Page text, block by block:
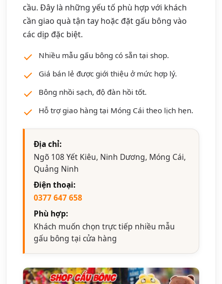
cầu. Đây là những yếu tố phù hợp với khách
cần giao quà tận tay hoặc đặt gấu bông vào
các dịp đặc biệt.
Nhiều mẫu gấu bông có sẵn tại shop.
Giá bán lẻ được giới thiệu ở mức hợp lý.
Bông nhồi sạch, độ đàn hồi tốt.
Hỗ trợ giao hàng tại Móng Cái theo lịch hẹn.
Địa chỉ:
Ngõ 108 Yết Kiêu, Ninh Dương, Móng Cái,
Quảng Ninh
Điện thoại:
0377 647 658
Phù hợp:
Khách muốn chọn trực tiếp nhiều mẫu
gấu bông tại cửa hàng